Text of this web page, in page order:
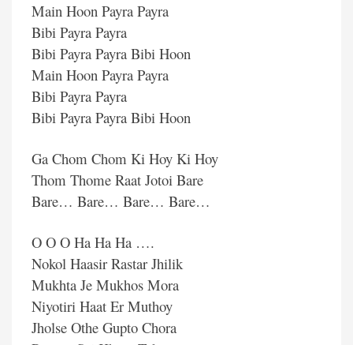
Main Hoon Payra Payra
Bibi Payra Payra
Bibi Payra Payra Bibi Hoon
Main Hoon Payra Payra
Bibi Payra Payra
Bibi Payra Payra Bibi Hoon
Ga Chom Chom Ki Hoy Ki Hoy
Thom Thome Raat Jotoi Bare
Bare… Bare… Bare… Bare…
O O O Ha Ha Ha ….
Nokol Haasir Rastar Jhilik
Mukhta Je Mukhos Mora
Niyotiri Haat Er Muthoy
Jholse Othe Gupto Chora